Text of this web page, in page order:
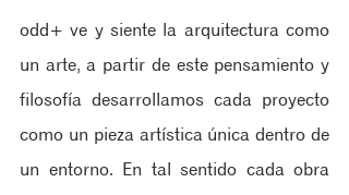
odd+ ve y siente la arquitectura como
un arte, a partir de este pensamiento y
filosofía desarrollamos cada proyecto
como un pieza artística única dentro de
un entorno. En tal sentido cada obra